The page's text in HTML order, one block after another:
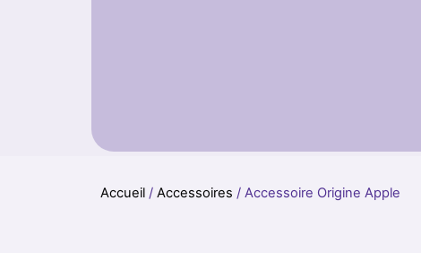
Accueil / Accessoires / Accessoire Origine Apple